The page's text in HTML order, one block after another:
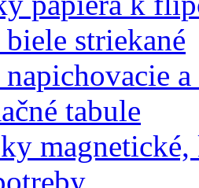
striekané
napichovacie
tabule